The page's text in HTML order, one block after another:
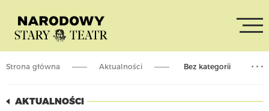
Strona główna Bez kategorii
Aktualności
AKTUALNOŚCI